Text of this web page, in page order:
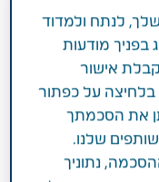
לנתח ולמדוד
בפניך מודעות
אישור
בלחיצה על כפתור
את הסכמתך
שלנו.
נתוניך